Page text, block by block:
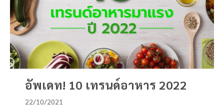
อัพเดท! 10 เทรนด์อาหาร 2022
22/10/2021